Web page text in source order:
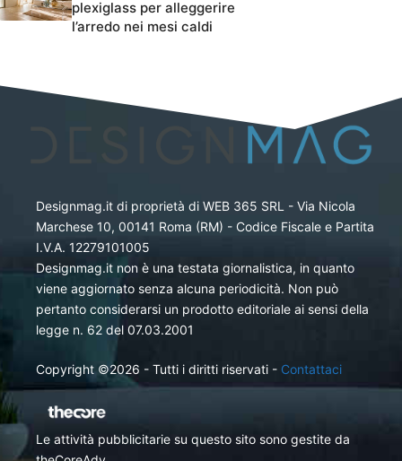
plexiglass per alleggerire
l’arredo nei mesi caldi
Designmag.it di proprietà di WEB 365 SRL - Via Nicola
Marchese 10, 00141 Roma (RM) - Codice Fiscale e Partita
I.V.A. 12279101005
Designmag.it non è una testata giornalistica, in quanto
viene aggiornato senza alcuna periodicità. Non può
pertanto considerarsi un prodotto editoriale ai sensi della
legge n. 62 del 07.03.2001
Copyright ©2026 - Tutti i diritti riservati - Contattaci
Le attività pubblicitarie su questo sito sono gestite da